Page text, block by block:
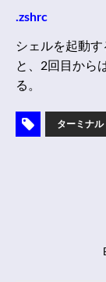
.zshrc
シェルを起動
と、2回目から
る。
ターミナル